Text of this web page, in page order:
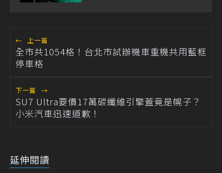
← 上一篇
全市共1054格！台北市試辦機車重機共用藍框
停車格
下一篇 →
SU7 Ultra要價17萬碳纖維引擎蓋竟是幌子？
小米汽車迅速道歉！
延伸閱讀